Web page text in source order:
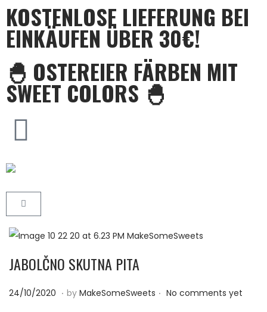
KOSTENLOSE LIEFERUNG BEI
EINKÄUFEN ÜBER 30€!
🐣 OSTEREIER FÄRBEN MIT
SWEET COLORS 🐣
JABOLČNO SKUTNA PITA
P
24/10/2020 2. by MakeSomeSweets . No comments yet